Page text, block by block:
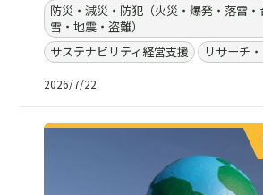
防災・減災・防犯（火災・爆発・落雷
雪・地震・盗難）
サステナビリティ経営支援
リサーチ
2026/7/22